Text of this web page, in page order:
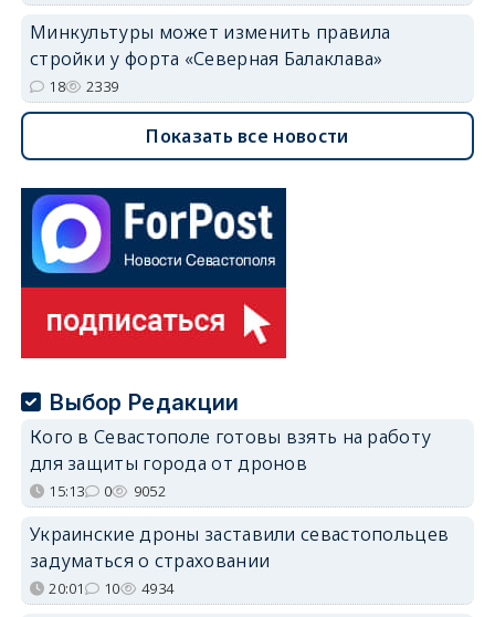
Минкультуры может изменить правила
стройки у форта «Северная Балаклава»
18 2339
Показать все новости
Выбор Редакции
Кого в Севастополе готовы взять на работу
для защиты города от дронов
15:13 0 9052
Украинские дроны заставили севастопольцев
задуматься о страховании
20:01 10 4934